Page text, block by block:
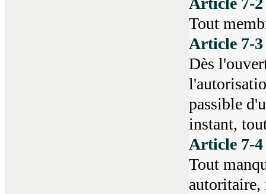
Tout
Article 7-
Dès
passible
instant,
Article 7-
Tout
autoritaire,